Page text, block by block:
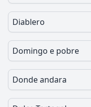
Diablero
Domingo e pobre
Donde andara